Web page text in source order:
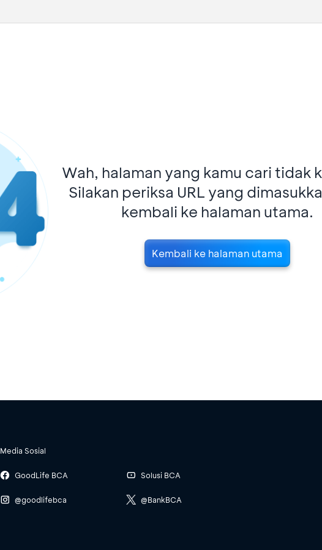
Wah, halaman yang kamu cari tidak
Silakan periksa URL yang
kembali ke halaman utama.
Kembali ke halaman utama
Media Sosial
GoodLife BCA
@goodlifebca
Solusi BCA
@BankBCA